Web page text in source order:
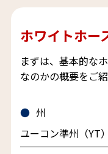
ホワイトホー
まずは、基本的な
なのかの概要をご
州
ユーコン準州（YT）